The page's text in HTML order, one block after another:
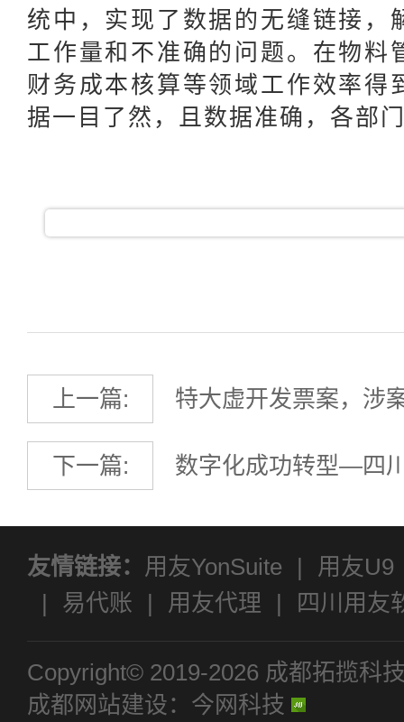
统中，实现了数据的无缝链接，
工作量和不准确的问题。在物料
财务成本核算等领域工作效率得
据一目了然，且数据准确，各部
上一篇:
特大虚开发票案，涉
还敢虚开虚抵吗？
下一篇: 数字化成功转型—四
友情链接： 用友YonSuite |
用友U9
|
易代账 | 用友代理 |
四川用友
Copyright© 2019-2026 成都拓揽科
成都网站建设：今网科技